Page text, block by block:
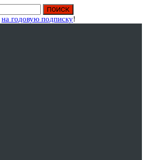
на годовую подписку!